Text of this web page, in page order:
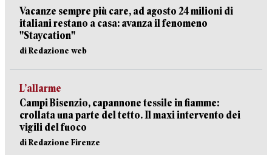
Vacanze sempre più care, ad agosto 24 milioni di
italiani restano a casa: avanza il fenomeno
"Staycation"
di Redazione web
L’allarme
Campi Bisenzio, capannone tessile in fiamme:
crollata una parte del tetto. Il maxi intervento dei
vigili del fuoco
di Redazione Firenze